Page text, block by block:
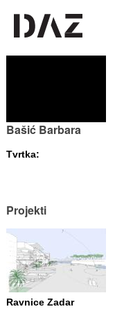
Bašić Barbara
Tvrtka:
Projekti
Ravnice Zadar